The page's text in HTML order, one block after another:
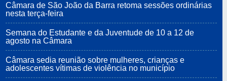
Câmara de São João da Barra retoma sessões ordinárias
nesta terça-feira
Semana do Estudante e da Juventude de 10 a 12 de
agosto na Câmara
Câmara sedia reunião sobre mulheres, crianças e
adolescentes vítimas de violência no município